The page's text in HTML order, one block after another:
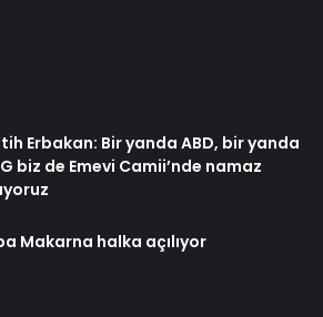
Erbakan: Bir yanda ABD, bir yanda
biz de Emevi Camii’nde namaz
Makarna halka açılıyor